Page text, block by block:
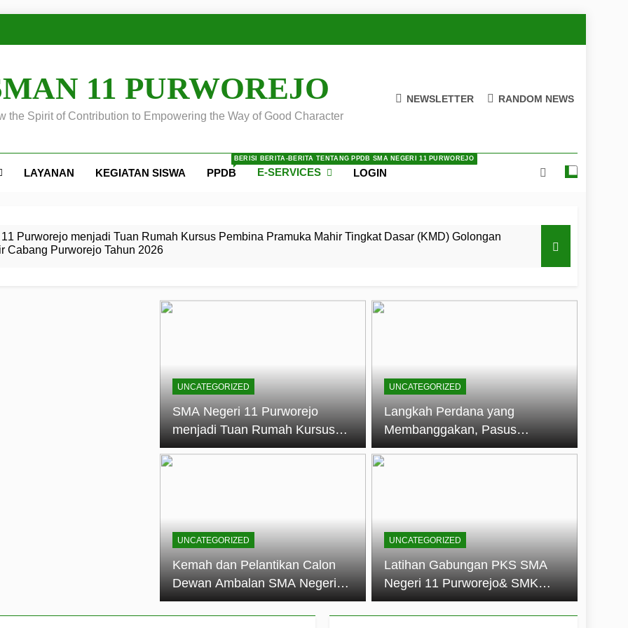
11 PURWOREJO
the Spirit of Contribution to Empowering the Way of Good Character
NEWSLETTER RANDOM NEWS
LAYANAN KEGIATAN SISWA PPDB
BERISI BERITA-BERITA TENTANG PPDB SMA NEGERI 11 PURWOREJO
E-SERVICES LOGIN
Purworejo menjadi Tuan Rumah Kursus Pembina Pramuka Mahir Tingkat Dasar (KMD) Golongan
Cabang Purworejo Tahun 2026
Calon Dewan Ambalan SMA Negeri 11 Purworejo: Membentuk Jiwa Kepemimpinan, Disiplin,
11 Purworejo Sukses Gelar LPBB Jatayudha Open 2 Tahun 2026
Tingkat
Gugus Depan
di LKBB
oleh Pasukan Khusus
11
Negeri 11 Purworejo
menjadi lokasi pelaksanaan
UNCATEGORIZED
SMA Negeri 11 Purworejo
menjadi Tuan Rumah Kursus
Pembina Pramuka Mahir
UNCATEGORIZED
Langkah Perdana yang
Membanggakan, Pasus
Jatayudha Ukir Prestasi di
UNCATEGORIZED
Kemah dan Pelantikan Calon
Dewan Ambalan SMA Negeri
11 Purworejo: Membentuk Jiwa
Kepemimpinan, Disiplin, dan
UNCATEGORIZED
Latihan Gabungan PKS SMA
Negeri 11 Purworejo& SMK
Negeri 6 Purworejo:
Membangun Disiplin,